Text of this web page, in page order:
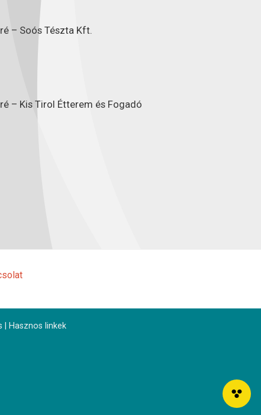
– Soós Tészta Kft.
– Kis Tirol Étterem és Fogadó
Hasznos linkek